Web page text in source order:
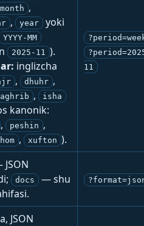
month ,
, year
yoki
YYYY-MM
2025-11 ).
inglizcha
, dhuhr ,
, isha
kanonik:
, peshin ,
, xufton ).
11
docs
— shu
JSON